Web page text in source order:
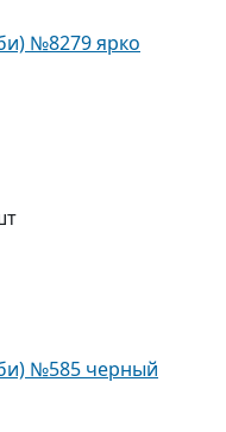
№8279 ярко
№585 черный